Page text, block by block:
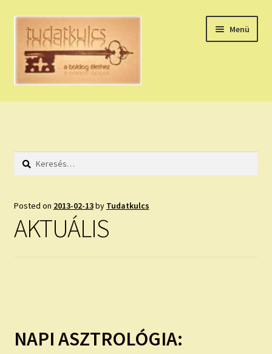
Ugrás
navigációhoz
Kilépés
tartalomba
Menü
HÚZZ EGY KÁRTYÁT!
HOLDNAPTÁR
NAPI ASZTROLÓGIA
Keresés:
Posted on 2013-02-13by Tudatkulcs
AKTUÁLIS
NAPI ASZTROLÓGIA: